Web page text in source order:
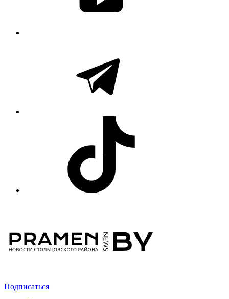
Подписаться